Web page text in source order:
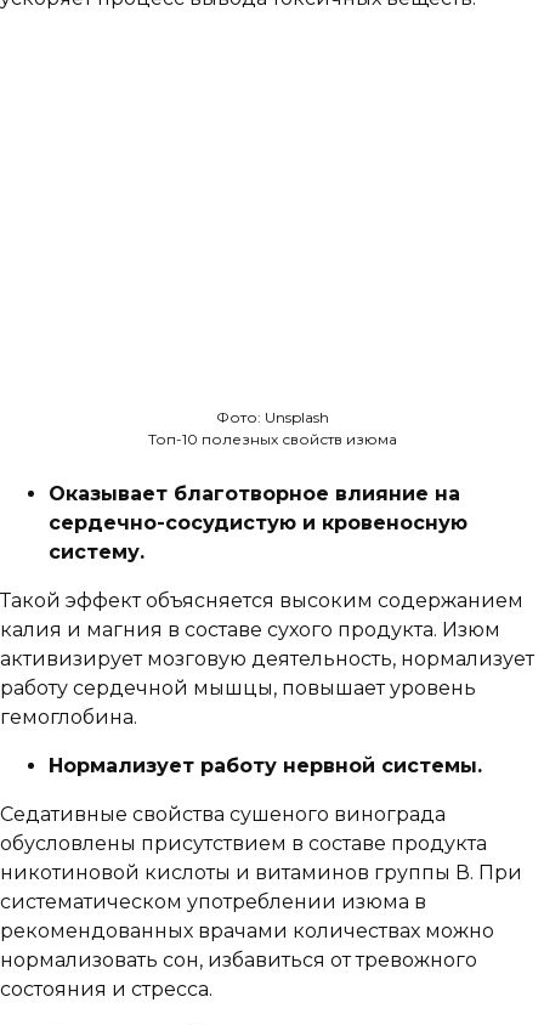
Фото: Unsplash
Топ-10 полезных свойств изюма
Оказывает благотворное влияние на
сердечно-сосудистую и кровеносную
систему.
Такой эффект объясняется высоким содержанием
калия и магния в составе сухого продукта. Изюм
активизирует мозговую деятельность, нормализует
работу сердечной мышцы, повышает уровень
гемоглобина.
Нормализует работу нервной системы.
Седативные свойства сушеного винограда
обусловлены присутствием в составе продукта
никотиновой кислоты и витаминов группы В. При
систематическом употреблении изюма в
рекомендованных врачами количествах можно
нормализовать сон, избавиться от тревожного
состояния и стресса.